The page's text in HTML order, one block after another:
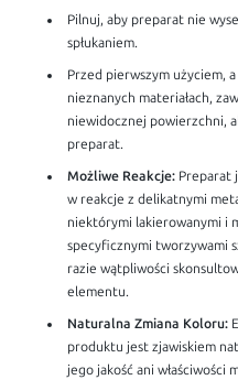
Pilnuj, aby preparat nie
spłukaniem.
Przed pierwszym użyciem,
nieznanych materiałach,
niewidocznej powierzchni,
preparat.
Możliwe Reakcje: Preparat
w reakcje z delikatnymi
niektórymi lakierowanymi i
specyficznymi tworzywami
razie wątpliwości
elementu.
Naturalna Zmiana Koloru:
produktu jest zjawiskiem
jego jakość ani właściwości